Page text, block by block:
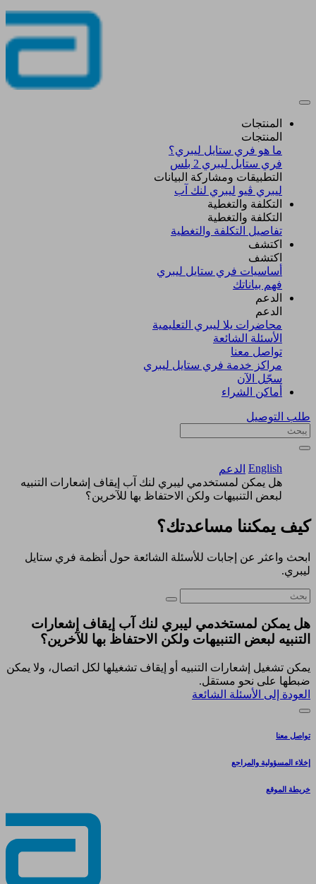
المنتجات
المنتجات
ما هو فري ستايل ليبري؟
فري ستايل ليبري 2 بلس​
التطبيقات ومشاركة البيانات
ليبري ڤيو ليبري لنك آب
التكلفة والتغطية
التكلفة والتغطية
تفاصيل التكلفة والتغطية
اكتشف​
اكتشف​
أساسيات فري ستايل ليبري
فهم بياناتك
الدعم
الدعم
محاضرات يلا ليبري التعليمية
الأسئلة الشائعة
تواصل معنا
مراكز خدمة فري ستايل ليبري
سجّل الآن​
أماكن الشراء
طلب التوصيل
English الدعم
هل يمكن لمستخدمي ليبري لنك آب إيقاف إشعارات التنبيه
لبعض التنبيهات ولكن الاحتفاظ بها للآخرين؟
كيف يمكننا مساعدتك؟
ابحث واعثر عن إجابات للأسئلة الشائعة حول أنظمة فري ستايل
ليبري.
هل يمكن لمستخدمي ليبري لنك آب إيقاف إشعارات
التنبيه لبعض التنبيهات ولكن الاحتفاظ بها للآخرين؟
يمكن تشغيل إشعارات التنبيه أو إيقاف تشغيلها لكل اتصال، ولا يمكن
ضبطها على نحو مستقل.
العودة إلى الأسئلة الشائعة
تواصل معنا
إخلاء المسؤولية والمراجع
خريطة الموقع